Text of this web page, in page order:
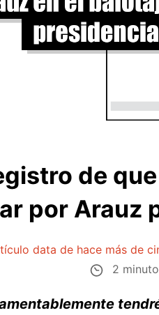
de
por Arauz
data de hace más de
2